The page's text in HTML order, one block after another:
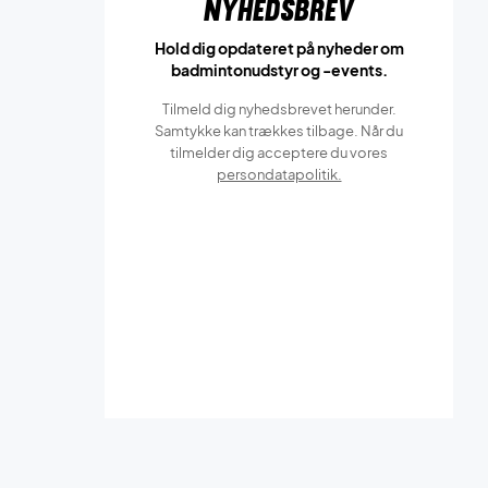
Nyhedsbrev
Hold dig opdateret på nyheder om
badmintonudstyr og -events.
Tilmeld dig nyhedsbrevet herunder.
Samtykke kan trækkes tilbage. Når du
tilmelder dig acceptere du vores
persondatapolitik.